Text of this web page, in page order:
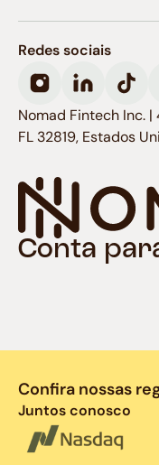
Conta
Redes sociais
Nomad Fintech Inc.
FL 32819, Estados
Confira nossas
Juntos conosco